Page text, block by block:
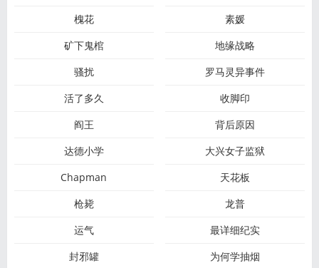
槐花
素媛
矿下鬼棺
地缘战略
骚扰
罗马灵异事件
活了多久
收脚印
阎王
背后原因
达德小学
大兴女子监狱
Chapman
天花板
枪毙
龙普
运气
最详细纪实
封邪罐
为何学抽烟